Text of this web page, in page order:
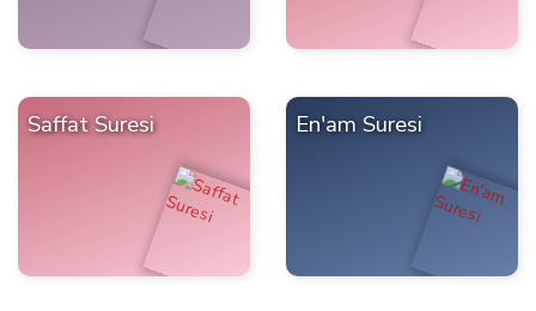
Saffat Suresi En'am Suresi